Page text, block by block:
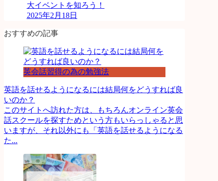
大イベントを知ろう！
2025年2月18日
おすすめの記事
英会話習得の為の勉強法
英語を話せるようになるには結局何をどうすれば良
いのか？
このサイトへ訪れた方は、もちろんオンライン英会
話スクールを探すためという方もいらっしゃると思
いますが、それ以外にも「英語を話せるようになる
た...